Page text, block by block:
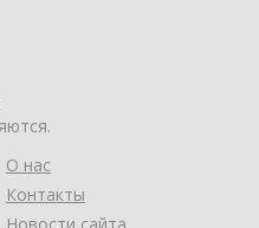
О нас
Контакты